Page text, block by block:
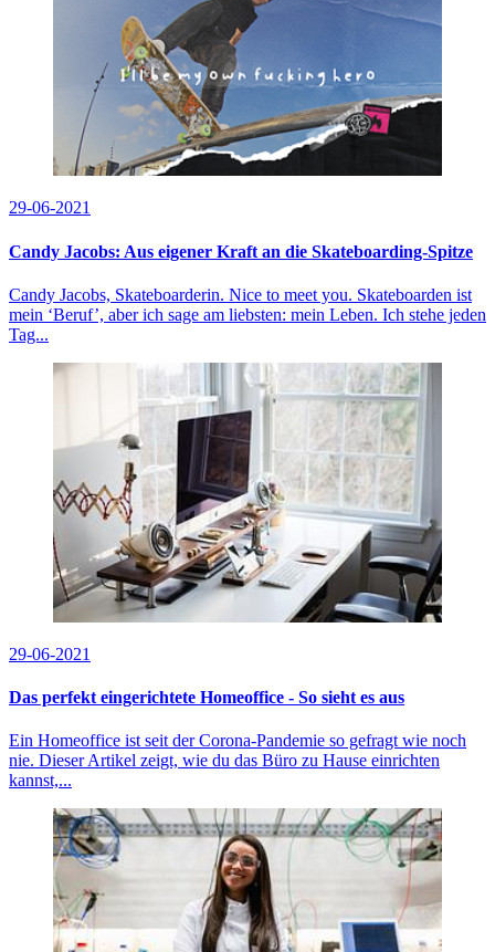
29-06-2021
Candy Jacobs: Aus eigener Kraft an die Skateboarding-Spitze
Candy Jacobs, Skateboarderin. Nice to meet you. Skateboarden ist
mein ‘Beruf’, aber ich sage am liebsten: mein Leben. Ich stehe jeden
Tag...
29-06-2021
Das perfekt eingerichtete Homeoffice - So sieht es aus
Ein Homeoffice ist seit der Corona-Pandemie so gefragt wie noch
nie. Dieser Artikel zeigt, wie du das Büro zu Hause einrichten
kannst,...